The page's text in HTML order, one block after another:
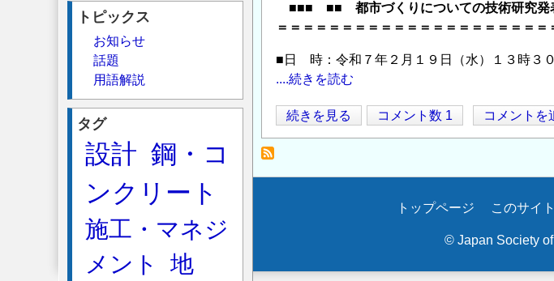
■■■ ■■ 都市づくりについての技術研究
＝＝＝＝＝＝＝＝＝＝＝＝＝＝＝＝＝＝＝＝＝
■日 時：令和７年２月１９日（水）１３時
....続きを読む
◆【2
月
日】
続きを見る コメント数 1 コメントを
トピックス
お知らせ
話題
用語解説
タグ
設計 鋼・コ
ンクリート
施工・マネジ
メント
地
Secondary
menu
トップページ このサイ
© Japan Society